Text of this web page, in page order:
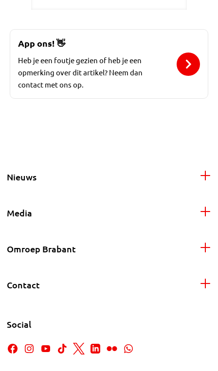
App ons!👋
Heb je een foutje gezien of heb je een
opmerking over dit artikel? Neem dan
contact met ons op.
Nieuws
Media
Omroep Brabant
Contact
Social